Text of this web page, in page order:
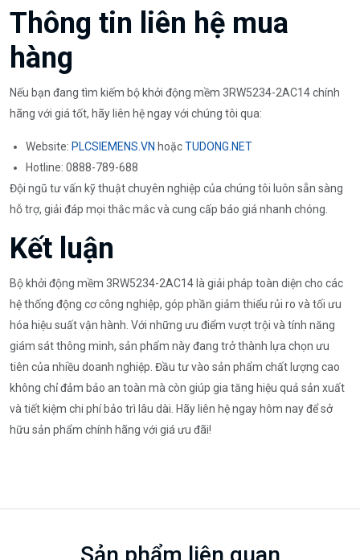
Thông tin liên hệ mua
hàng
Nếu bạn đang tìm kiếm bộ khởi động mềm 3RW5234-2AC14 chính
hãng với giá tốt, hãy liên hệ ngay với chúng tôi qua:
Website: PLCSIEMENS.VN hoặcTUDONG.NET
Hotline: 0888-789-688
Đội ngũ tư vấn kỹ thuật chuyên nghiệp của chúng tôi luôn sẵn sàng
hỗ trợ, giải đáp mọi thắc mắc và cung cấp báo giá nhanh chóng.
Kết luận
Bộ khởi động mềm 3RW5234-2AC14 là giải pháp toàn diện cho các
hệ thống động cơ công nghiệp, góp phần giảm thiểu rủi ro và tối ưu
hóa hiệu suất vận hành. Với những ưu điểm vượt trội và tính năng
giám sát thông minh, sản phẩm này đang trở thành lựa chọn ưu
tiên của nhiều doanh nghiệp. Đầu tư vào sản phẩm chất lượng cao
không chỉ đảm bảo an toàn mà còn giúp gia tăng hiệu quả sản xuất
và tiết kiệm chi phí bảo trì lâu dài. Hãy liên hệ ngay hôm nay để sở
hữu sản phẩm chính hãng với giá ưu đãi!
Sản phẩm liên quan